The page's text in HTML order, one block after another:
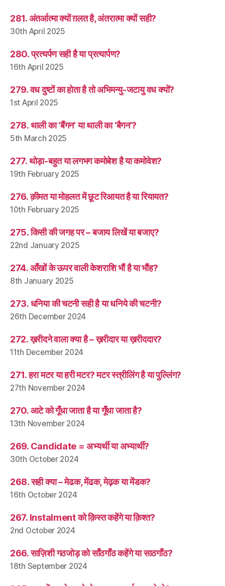
281. अंतर्आत्मा क्यों ग़लत है, अंतरात्मा क्यों सही?
30th April 2025
280. प्रत्यर्पण सही है या प्रत्यार्पण?
16th April 2025
279. वध दुष्टों का होता है तो अभिमन्यु-जटायु वध क्यों?
1st April 2025
278. थाली का ‘बैंगन’ या थाली का ‘बैगन’?
5th March 2025
277. थोड़ा-बहुत या लगभग कमोबेश है या कमोवेश?
19th February 2025
276. क़ीमत या मोहलत में छूट रिआयत है या रियायत?
10th February 2025
275. किसी की जगह पर – बजाय लिखें या बजाए?
22nd January 2025
274. आँखों के ऊपर वाली केशराशि भौं है या भौंह?
8th January 2025
273. धनिया की चटनी सही है या धनिये की चटनी?
26th December 2024
272. ख़रीदने वाला क्या है – ख़रीदार या ख़रीददार?
11th December 2024
271. हरा मटर या हरी मटर? मटर स्त्रीलिंग है या पुल्लिंग?
27th November 2024
270. आटे को गूँधा जाता है या गूँथा जाता है?
13th November 2024
269. Candidate = अभ्यर्थी या अभ्यार्थी?
30th October 2024
268. सही क्या – मेढक, मेंढक, मेढ़क या मेंडक?
16th October 2024
267. Instalment को क़िस्त कहेंगे या क़िश्त?
2nd October 2024
266. साज़िशी गठजोड़ को साँठगाँठ कहेंगे या साठगाँठ?
18th September 2024